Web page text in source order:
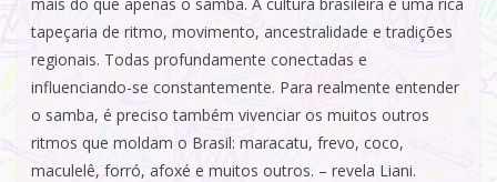
tapeçaria de ritmo, movimento, ancestralidade e tradições
regionais. Todas profundamente conectadas e
influenciando-se constantemente. Para realmente entender
o samba, é preciso também vivenciar os muitos outros
ritmos que moldam o Brasil: maracatu, frevo, coco,
maculelê, forró, afoxé e muitos outros. – revela Liani.